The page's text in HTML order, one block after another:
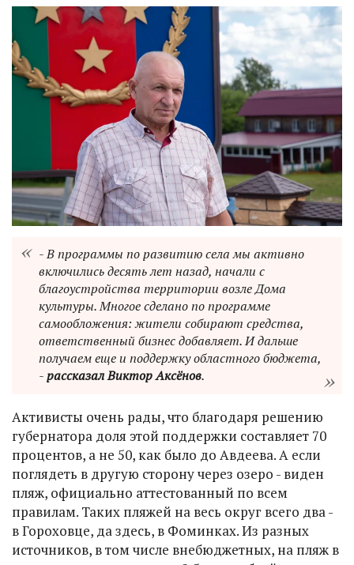
- В программы по развитию села мы активно
включились десять лет назад, начали с
благоустройства территории возле Дома
культуры. Многое сделано по программе
самообложения: жители собирают средства,
ответственный бизнес добавляет. И дальше
получаем еще и поддержку областного бюджета,
-рассказал Виктор Аксёнов.
Активисты очень рады, что благодаря решению
губернатора доля этой поддержки составляет 70
процентов, а не 50, как было до Авдеева. А если
поглядеть в другую сторону через озеро - виден
пляж, официально аттестованный по всем
правилам. Таких пляжей на весь округ всего два -
в Гороховце, да здесь, в Фоминках. Из разных
источников, в том числе внебюджетных, на пляж в